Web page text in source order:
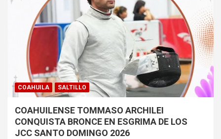
COAHUILA SALTILLO
COAHUILENSE TOMMASO ARCHILEI
CONQUISTA BRONCE EN ESGRIMA DE LOS
JCC SANTO DOMINGO 2026